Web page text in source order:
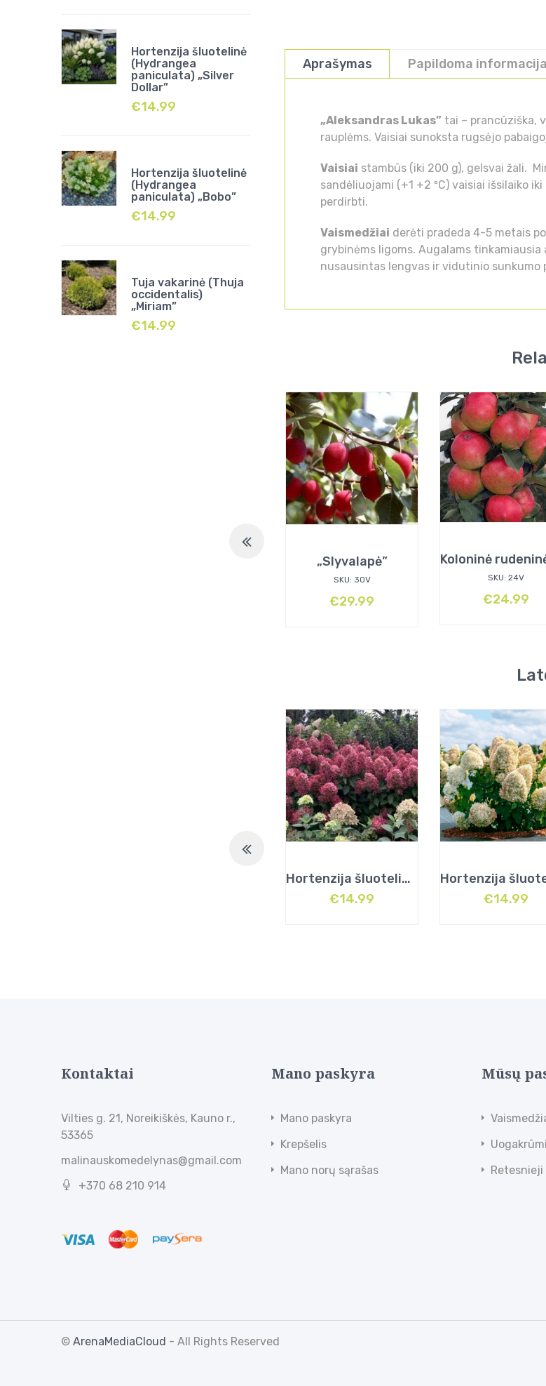
Hortenzija šluotelinė
(Hydrangea
paniculata) „Silver
Dollar”
€14.99
Hortenzija šluotelinė
(Hydrangea
paniculata) „Bobo”
€14.99
Tuja vakarinė (Thuja
occidentalis)
„Miriam”
€14.99
Aprašymas Papildoma informacija
„Aleksandras Lukas” tai – prancūziška,
rauplėms. Vaisiai sunoksta rugsėjo
Vaisiai stambūs (iki 200 g), gelsvai žali.
sandėliuojami (+1 +2 ºC) vaisiai išsilaiko
perdirbti.
Vaismedžiai derėti pradeda 4-5 metais
grybinėms ligoms. Augalams
nusausintas lengvas ir vidutinio sunkumo
„Slyvalapė”
SKU: 30V
€29.99
SKU: 24V
€24.99
Hortenzija šluotelinė (Hydrangea paniculata) „Bonfire”
€14.99
€14.99
Kontaktai
Vilties g. 21, Noreikiškės, Kauno r.,
53365
malinauskomedelynas@gmail.com
+370 68 210 914
Mano paskyra
Mano paskyra
Krepšelis
Mano norų sąrašas
Mūsų
Retesnieji
© ArenaMediaCloud - All Rights Reserved